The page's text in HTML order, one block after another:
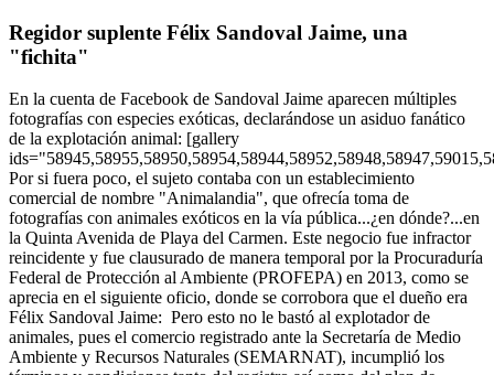
Regidor suplente Félix Sandoval Jaime, una
"fichita"
En la cuenta de Facebook de Sandoval Jaime aparecen múltiples
fotografías con especies exóticas, declarándose un asiduo fanático
de la explotación animal: [gallery
Por si fuera poco, el sujeto contaba con un establecimiento
comercial de nombre "Animalandia", que ofrecía toma de
fotografías con animales exóticos en la vía pública...¿en dónde?...en
la Quinta Avenida de Playa del Carmen. Este negocio fue infractor
reincidente y fue clausurado de manera temporal por la Procuraduría
Federal de Protección al Ambiente (PROFEPA) en 2013, como se
aprecia en el siguiente oficio, donde se corrobora que el dueño era
Félix Sandoval Jaime: Pero esto no le bastó al explotador de
animales, pues el comercio registrado ante la Secretaría de Medio
Ambiente y Recursos Naturales (SEMARNAT), incumplió los